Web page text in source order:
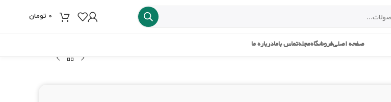
0 تومان
صفحه اصلیفروشگاهمجلهتماس بامادرباره ما